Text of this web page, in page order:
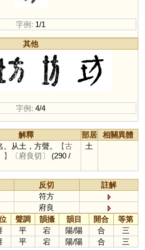
字例: 1/1
其他
字例: 4/4
解釋 部居
相關異體
从土，方聲。
【古
〔府良切〕
(290 /
土
反切
註解
符方
府良
聲調 韻攝 韻目 開合
等第
平 宕 陽/陽 合
三
平 宕 陽/陽 合 三